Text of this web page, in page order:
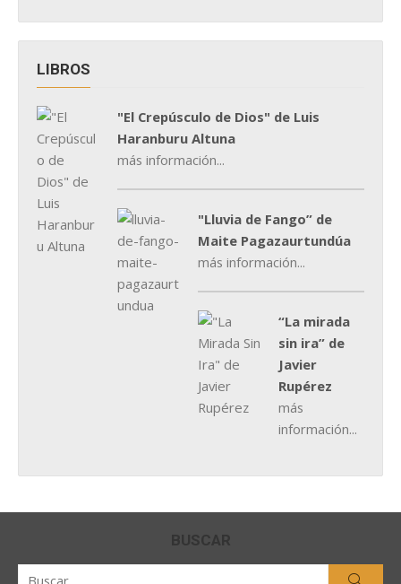
LIBROS
"El Crepúsculo de Dios" de Luis
Haranburu Altuna
más información...
"Lluvia de Fango” de
Maite Pagazaurtundúa
más información...
“La mirada
sin ira” de
Javier
Rupérez
más
información...
BUSCAR